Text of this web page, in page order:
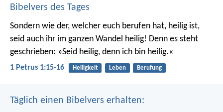
Bibelvers des Tages
Sondern wie der, welcher euch berufen hat, heilig ist,
seid auch ihr im ganzen Wandel heilig! Denn es steht
geschrieben: »Seid heilig, denn ich bin heilig.«
1 Petrus 1:15-16 Heiligkeit Leben Berufung
Täglich einen Bibelvers erhalten: